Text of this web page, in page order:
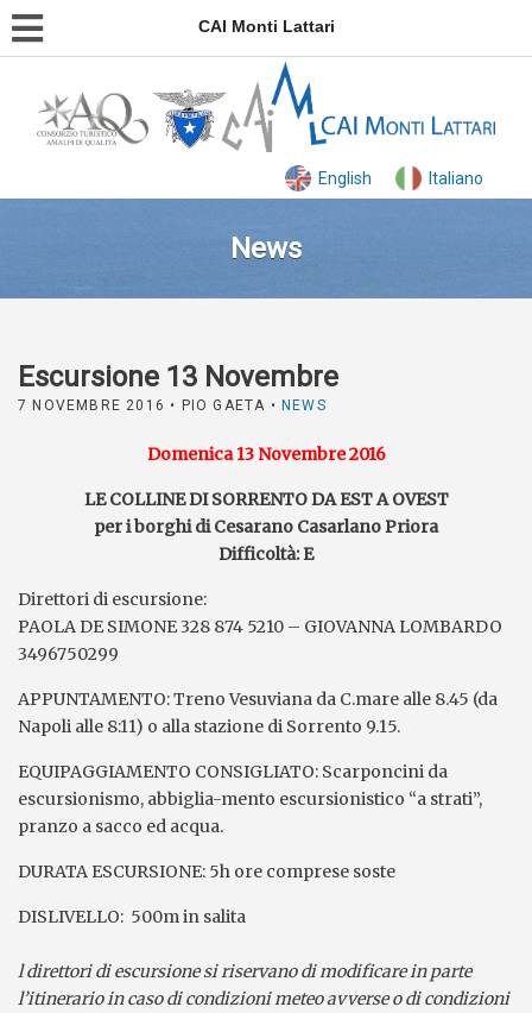
CAI Monti Lattari
English Italiano
News
Escursione 13 Novembre
7 NOVEMBRE 2016 • PIO GAETA • NEWS
Domenica 13 Novembre 2016
LE COLLINE DI SORRENTO DA EST A OVEST
per i borghi di Cesarano Casarlano Priora
Difficoltà: E
Direttori di escursione:
PAOLA DE SIMONE 328 874 5210 – GIOVANNA LOMBARDO
3496750299
APPUNTAMENTO: Treno Vesuviana da C.mare alle 8.45 (da
Napoli alle 8:11) o alla stazione di Sorrento 9.15.
EQUIPAGGIAMENTO CONSIGLIATO: Scarponcini da
escursionismo, abbiglia-mento escursionistico “a strati”,
pranzo a sacco ed acqua.
DURATA ESCURSIONE: 5h ore comprese soste
DISLIVELLO: 500m in salita
l direttori di escursione si riservano di modificare in parte
l’itinerario in caso di condizioni meteo avverse o di condizioni